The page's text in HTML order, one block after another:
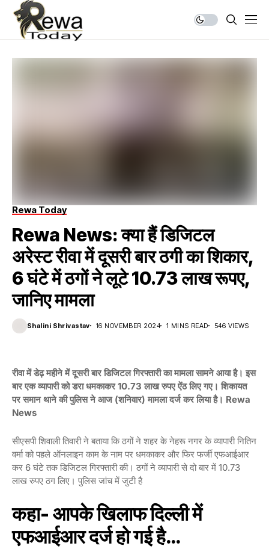
Rewa Today
Rewa News: क्या हैं डिजिटल
अरेस्ट रीवा में दूसरी बार ठगी का शिकार,
6 घंटे में ठगों ने लूटे 10.73 लाख रूपए,
जानिए मामला
Shalini Shrivastav 16 NOVEMBER 2024 1 MINS READ 546 VIEWS
रीवा में डेढ़ महीने में दूसरी बार डिजिटल गिरफ्तारी का मामला सामने आया है। इस
बार एक व्यापारी को डरा धमकाकर 10.73 लाख रुपए ऐंठ लिए गए। शिकायत
पर समान थाने की पुलिस ने आज (शनिवार) मामला दर्ज कर लिया है। Rewa
News
सीएसपी शिवाली तिवारी ने बताया कि ठगों ने शहर के नेहरू नगर के व्यापारी नितिन
वर्मा को पहले ऑनलाइन काम के नाम पर धमकाकर और फिर फर्जी एफआईआर
कर 6 घंटे तक डिजिटल गिरफ्तारी की। ठगों ने व्यापारी से दो बार में 10.73
लाख रुपए ठग लिए। पुलिस जांच में जुटी है
कहा- आपके खिलाफ दिल्ली में
एफआईआर दर्ज हो गई है…